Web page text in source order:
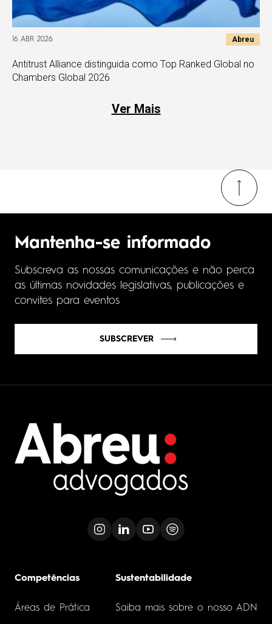
16 ABR 2026 Abreu
Antitrust Alliance distinguida como Top Ranked Global no
Chambers Global 2026
Ver Mais
Mantenha-se informado
Subscreva as nossas comunicações e não perca
as últimas novidades legislativas, publicações e
convites para eventos
SUBSCREVER
Competências
Áreas de Prática
Sustentabilidade
Saiba mais sobre o nosso ADN